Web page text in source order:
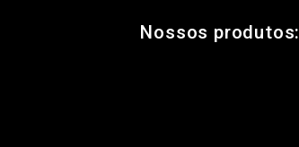
Nossos produtos: